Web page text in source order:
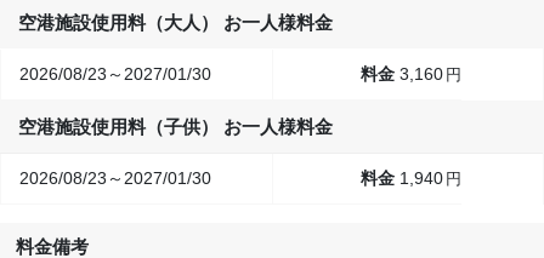
空港施設使用料（大人） お一人様料金
2026/08/23～2027/01/30 3,160 円
空港施設使用料（子供） お一人様料金
2026/08/23～2027/01/30 1,940 円
料金備考